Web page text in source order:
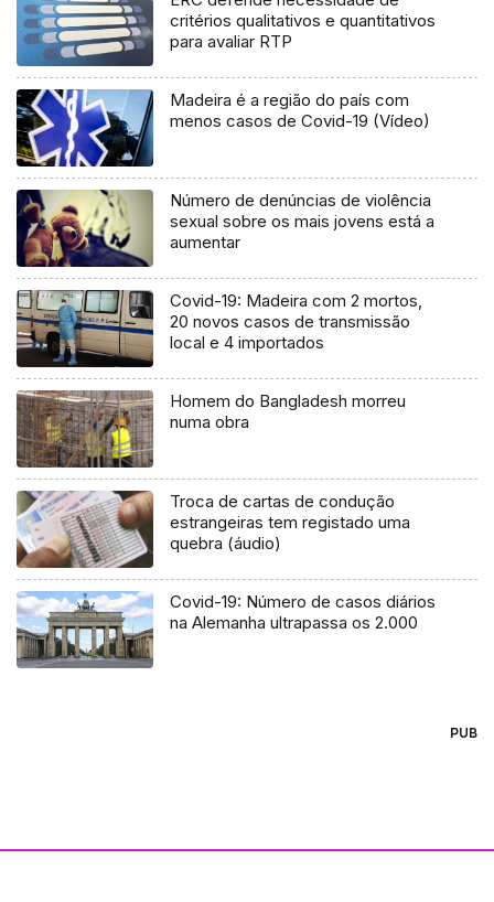
critérios qualitativos e quantitativos
para avaliar RTP
Madeira é a região do país com
menos casos de Covid-19 (Vídeo)
Número de denúncias de violência
sexual sobre os mais jovens está a
aumentar
Covid-19: Madeira com 2 mortos,
20 novos casos de transmissão
local e 4 importados
Homem do Bangladesh morreu
numa obra
Troca de cartas de condução
estrangeiras tem registado uma
quebra (áudio)
Covid-19: Número de casos diários
na Alemanha ultrapassa os 2.000
PUB